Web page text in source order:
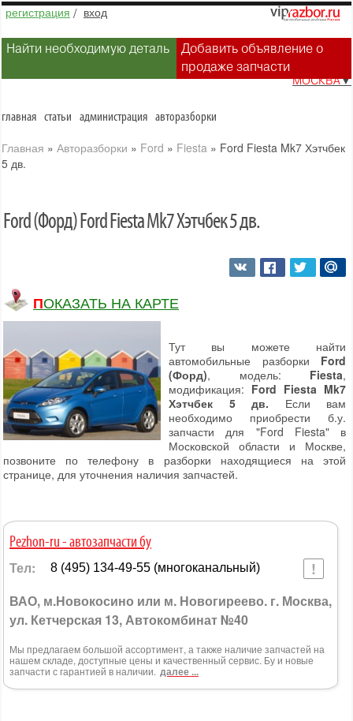
регистрация / вход
Найти необходимую деталь
Добавить объявление о
продаже запчасти
МОСКВА▼
главная статьи администрация авторазборки
Главная » Авторазборки » Ford » Fiesta » Ford Fiesta Mk7 Хэтчбек
5 дв.
Ford (Форд) Ford Fiesta Mk7 Хэтчбек 5 дв.
ПОКАЗАТЬ НА КАРТЕ
Тут вы можете найти
автомобильные разборки Ford
(Форд), модель: Fiesta,
модификация: Ford Fiesta Mk7
Хэтчбек 5 дв. Если вам
необходимо приобрести б.у.
запчасти для "Ford Fiesta" в
Московской области и Москве,
позвоните по телефону в разборки находящиеся на этой
странице, для уточнения наличия запчастей.
Pezhon-ru - автозапчасти бу
Тел: 8 (495) 134-49-55 (многоканальный)
ВАО, м.Новокосино или м. Новогиреево. г. Москва,
ул. Кетчерская 13, Автокомбинат №40
Мы предлагаем большой ассортимент, а также наличие запчастей на
нашем складе, доступные цены и качественный сервис. Бу и новые
запчасти с гарантией в наличии. далее ...